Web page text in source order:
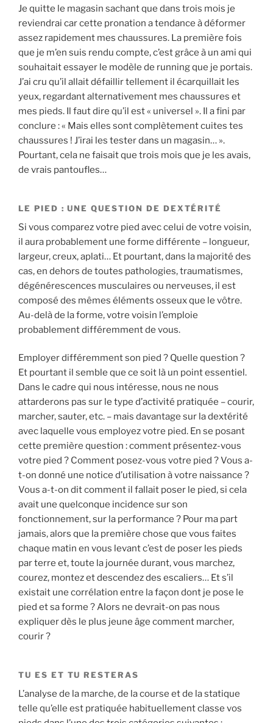
Je quitte le magasin sachant que dans trois mois je
reviendrai car cette pronation a tendance à déformer
assez rapidement mes chaussures. La première fois
que je m’en suis rendu compte, c’est grâce à un ami qui
souhaitait essayer le modèle de running que je portais.
J’ai cru qu’il allait défaillir tellement il écarquillait les
yeux, regardant alternativement mes chaussures et
mes pieds. Il faut dire qu’il est « universel ». Il a fini par
conclure : « Mais elles sont complètement cuites tes
chaussures ! J’irai les tester dans un magasin… ».
Pourtant, cela ne faisait que trois mois que je les avais,
de vrais pantoufles…
LE PIED : UNE QUESTION DE DEXTÉRITÉ
Si vous comparez votre pied avec celui de votre voisin,
il aura probablement une forme différente – longueur,
largeur, creux, aplati… Et pourtant, dans la majorité des
cas, en dehors de toutes pathologies, traumatismes,
dégénérescences musculaires ou nerveuses, il est
composé des mêmes éléments osseux que le vôtre.
Au-delà de la forme, votre voisin l’emploie
probablement différemment de vous.
Employer différemment son pied ? Quelle question ?
Et pourtant il semble que ce soit là un point essentiel.
Dans le cadre qui nous intéresse, nous ne nous
attarderons pas sur le type d’activité pratiquée – courir,
marcher, sauter, etc. – mais davantage sur la dextérité
avec laquelle vous employez votre pied. En se posant
cette première question : comment présentez-vous
votre pied ? Comment posez-vous votre pied ? Vous a-
t-on donné une notice d’utilisation à votre naissance ?
Vous a-t-on dit comment il fallait poser le pied, si cela
avait une quelconque incidence sur son
fonctionnement, sur la performance ? Pour ma part
jamais, alors que la première chose que vous faites
chaque matin en vous levant c’est de poser les pieds
par terre et, toute la journée durant, vous marchez,
courez, montez et descendez des escaliers… Et s’il
existait une corrélation entre la façon dont je pose le
pied et sa forme ? Alors ne devrait-on pas nous
expliquer dès le plus jeune âge comment marcher,
courir ?
TU ES ET TU RESTERAS
L’analyse de la marche, de la course et de la statique
telle qu’elle est pratiquée habituellement classe vos